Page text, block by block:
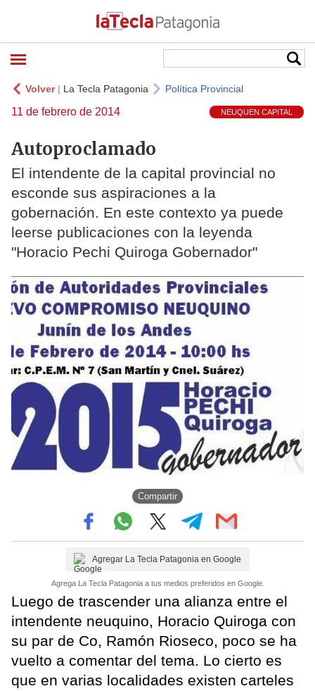
Volver| La Tecla Patagonia Política Provincial
11 de febrero de 2014 NEUQUEN CAPITAL
Autoproclamado
El intendente de la capital provincial no
esconde sus aspiraciones a la
gobernación. En este contexto ya puede
leerse publicaciones con la leyenda
"Horacio Pechi Quiroga Gobernador"
Compartir
Agregar La Tecla Patagonia en Google
Agrega La Tecla Patagonia a tus medios preferidos en Google.
Luego de trascender una alianza entre el
intendente neuquino, Horacio Quiroga con
su par de Co, Ramón Rioseco, poco se ha
vuelto a comentar del tema. Lo cierto es
que en varias localidades existen carteles